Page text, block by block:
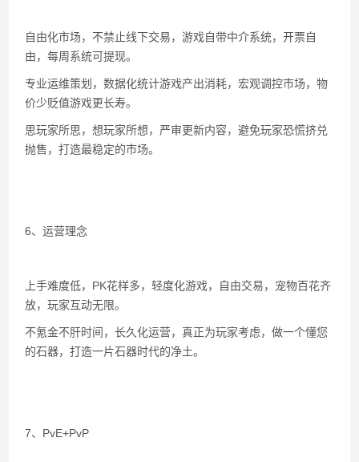
自由化市场，不禁止线下交易，游戏自带中介系统，开票自
由，每周系统可提现。
专业运维策划，数据化统计游戏产出消耗，宏观调控市场，物
价少贬值游戏更长寿。
思玩家所思，想玩家所想，严审更新内容，避免玩家恐慌挤兑
抛售，打造最稳定的市场。
6、运营理念
上手难度低，PK花样多，轻度化游戏，自由交易，宠物百花齐
放，玩家互动无限。
不氪金不肝时间，长久化运营，真正为玩家考虑，做一个懂您
的石器，打造一片石器时代的净土。
7、PvE+PvP